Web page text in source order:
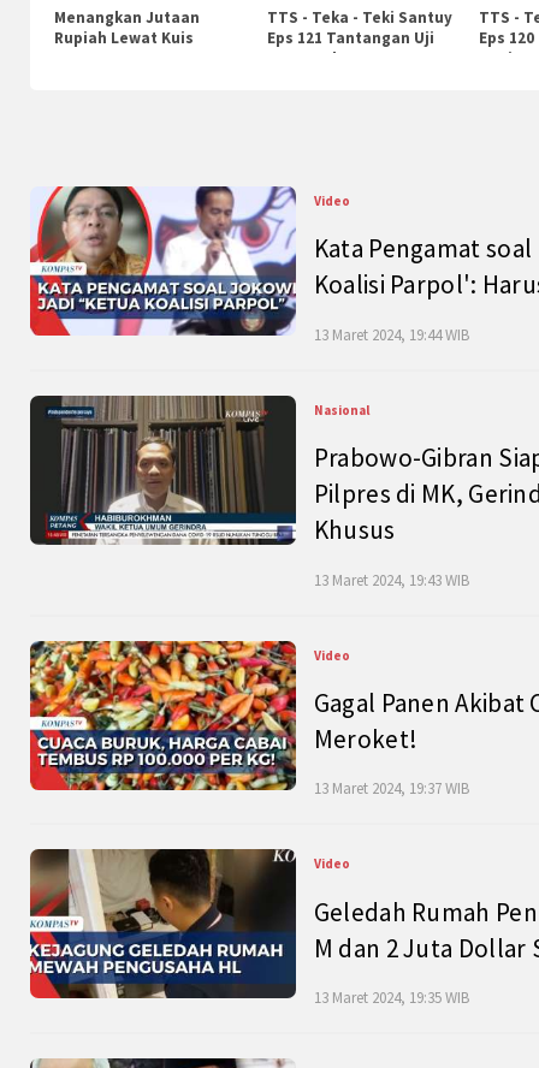
Menangkan Jutaan
Rupiah Lewat Kuis
TTS - Teka - Teki Santuy
Eps 121 Tantangan Uji
Pengetahuan
TTS -
Eps
Video
Kata Pengamat
Koalisi Parpol':
13 Maret 2024, 19:44 WIB
Nasional
Prabowo-Gibran
Pilpres di MK,
Khusus
13 Maret 2024, 19:43 WIB
Video
Gagal Panen Akibat
Meroket!
13 Maret 2024, 19:37 WIB
Video
Geledah Rumah
M dan 2 Juta Dollar
13 Maret 2024, 19:35 WIB